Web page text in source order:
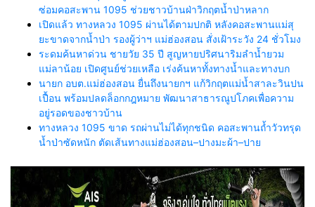
ซ่อมคอสะพาน 1095 ช่วยชาวบ้านฝ่าวิกฤตน้ำป่าหลาก
เปิดแล้ว ทางหลวง 1095 ผ่านได้ตามปกติ หลังคอสะพานแม่สุ
ยะขาดจากน้ำป่า รองผู้ว่าฯ แม่ฮ่องสอน สั่งเฝ้าระวัง 24 ชั่วโมง
ระดมค้นหาด่วน ชายวัย 35 ปี สูญหายปริศนาริมลำน้ำยวม
แม่ลาน้อย เปิดศูนย์ช่วยเหลือ เร่งค้นหาทั้งทางน้ำและทางบก
นายก อบต.แม่ฮ่องสอน ยื่นถึงนายกฯ แก้วิกฤตแม่น้ำสาละวินปน
เปื้อน พร้อมปลดล็อกกฎหมาย พัฒนาสาธารณูปโภคเพื่อความ
อยู่รอดของชาวบ้าน
ทางหลวง 1095 ขาด รถผ่านไม่ได้ทุกชนิด คอสะพานถ้ำวัวทรุด
น้ำป่าซัดหนัก ตัดเส้นทางแม่ฮ่องสอน–ปางมะผ้า–ปาย